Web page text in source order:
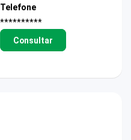
Telefone
**********
Consultar